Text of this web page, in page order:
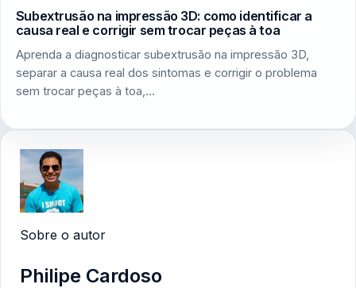
Subextrusão na impressão 3D: como identificar a
causa real e corrigir sem trocar peças à toa
Aprenda a diagnosticar subextrusão na impressão 3D,
separar a causa real dos sintomas e corrigir o problema
sem trocar peças à toa,…
Sobre o autor
Philipe Cardoso